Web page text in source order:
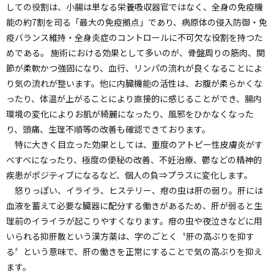
しての役割は、小腸は単なる栄養吸収器官ではなく、全身の免疫機
能の約7割を司る「最大の免疫拠点」であり、病原体の侵入防御・免
疫バランス維持・全身炎症のコントロールに不可欠な役割を持つた
めである。 施術における効果として多いのが、骨盤周りの筋肉、関
節が柔軟かつ強固になり、血行、リンパの流れが良くなることによ
り気の流れが整います。他に内臓機能の活性は、お腹が柔らかくな
ったり、体温が上がることにより直接的に感じることができ、腸内
環境の変化によりお肌が綺麗になったり、風邪をひかなくなった
り、頭痛、生理不順等の改善も確認できております。
特に大きく目立った効果としては、重度のアトピー性皮膚炎がす
べすべになったり、極度の便秘の改善、不妊治療、鬱などの精神的
疾患がポジティブになるなど、個人の負⇒プラスに変化します。
怒りっぽい、イライラ、ヒステリー、疳の虫は肝の弱り。肝には
血液を蓄えて必要な臓器に配分する働きがあるため、肝が弱ると生
理前のイライラが起こりやすくなります。疳の虫や夜泣きなどに用
いられる抑肝散という漢方薬は、字のごとく〝肝の高ぶりを抑す
る〞という意味で、肝の働きを正常にすることで気の高ぶりを抑え
ます。